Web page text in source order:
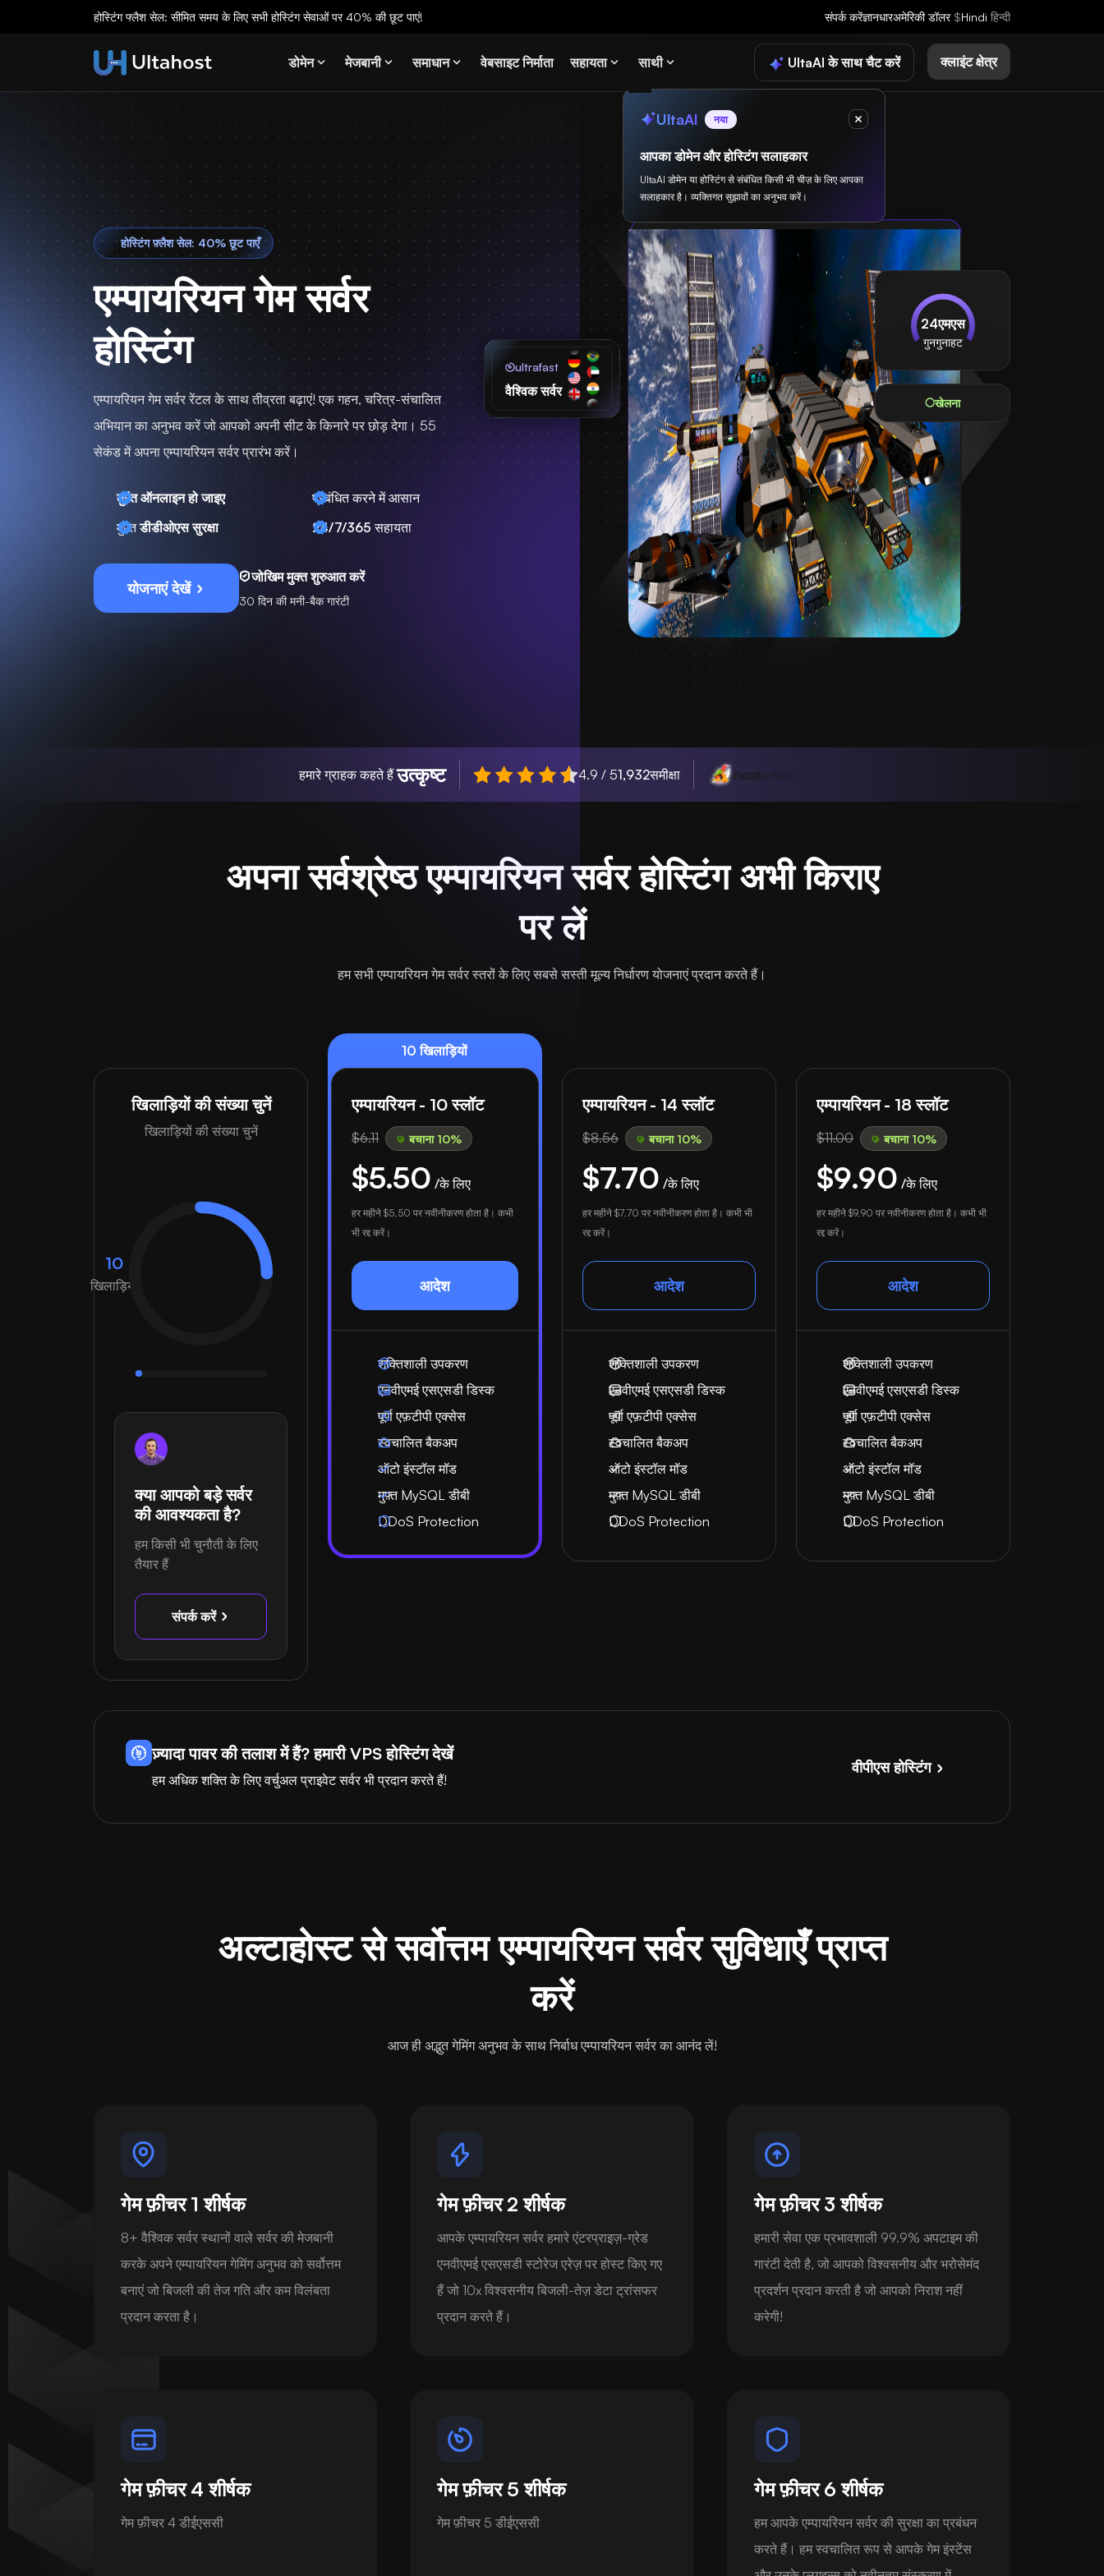
होस्टिंग फ्लैश सेल: सीमित समय के लिए सभी होस्टिंग सेवाओं पर 40% की छूट पाएं! संपर्क करेंज्ञानधारअमेरिकी डॉलर $Hindi हिन्दी
डोमेन मेजबानी समाधान वेबसाइट निर्माता सहायता साथी UltaAI के साथ चैट करें
UltaAI नया
आपका डोमेन और होस्टिंग सलाहकार
UltaAI डोमेन या होस्टिंग से संबंधित किसी भी चीज़ के लिए आपका
सलाहकार है। व्यक्तिगत सुझावों का अनुभव करें।
क्लाइंट क्षेत्र
होस्टिंग फ़्लैश सेल: 40% छूट पाएँ
एम्पायरियन गेम सर्वर
होस्टिंग
एम्पायरियन गेम सर्वर रेंटल के साथ तीव्रता बढ़ाएं! एक गहन, चरित्र-संचालित
अभियान का अनुभव करें जो आपको अपनी सीट के किनारे पर छोड़ देगा। 55
सेकंड में अपना एम्पायरियन सर्वर प्रारंभ करें।
तुरंत ऑनलाइन हो जाइए
प्रबंधित करने में आसान
मुफ़्तडीडीओएस सुरक्षा 24/7/365 सहायता
योजनाएं देखें
जोखिम मुक्त शुरुआत करें
30 दिन की मनी-बैक गारंटी
ultrafast
वैश्विक सर्वर
24एमएस
गुनगुनाहट
खेलना
हमारे ग्राहक कहते हैंउत्कृष्ट 4.9 / 51,932समीक्षा
अपना सर्वश्रेष्ठ एम्पायरियन सर्वर होस्टिंग अभी किराए
पर लें
हम सभी एम्पायरियन गेम सर्वर स्तरों के लिए सबसे सस्ती मूल्य निर्धारण योजनाएं प्रदान करते हैं।
खिलाड़ियों की संख्या चुनें
खिलाड़ियों की संख्या चुनें
10
खिलाड़ियों
क्या आपको बड़े सर्वर
की आवश्यकता है?
हम किसी भी चुनौती के लिए
तैयार हैं
संपर्क करें
10 खिलाड़ियों
एम्पायरियन - 10 स्लॉट
$6.11 बचाना 10%
$5.50 /के लिए
हर महीने $5.50 पर नवीनीकरण होता है। कभी
भी रद्द करें।
आदेश
शक्तिशाली उपकरण
एनवीएमई एसएसडी डिस्क
पूर्ण एफ़टीपी एक्सेस
स्वचालित बैकअप
ऑटो इंस्टॉल मॉड
मुफ़्त MySQL डीबी
DDoS Protection
एम्पायरियन - 14 स्लॉट
$8.56 बचाना 10%
$7.70 /के लिए
हर महीने $7.70 पर नवीनीकरण होता है। कभी भी
रद्द करें।
आदेश
शक्तिशाली उपकरण
एनवीएमई एसएसडी डिस्क
पूर्ण एफ़टीपी एक्सेस
स्वचालित बैकअप
ऑटो इंस्टॉल मॉड
मुफ़्त MySQL डीबी
DDoS Protection
एम्पायरियन - 18 स्लॉट
$11.00 बचाना 10%
$9.90 /के लिए
हर महीने $9.90 पर नवीनीकरण होता है। कभी भी
रद्द करें।
आदेश
शक्तिशाली उपकरण
एनवीएमई एसएसडी डिस्क
पूर्ण एफ़टीपी एक्सेस
स्वचालित बैकअप
ऑटो इंस्टॉल मॉड
मुफ़्त MySQL डीबी
DDoS Protection
ज़्यादा पावर की तलाश में हैं? हमारी VPS होस्टिंग देखें
हम अधिक शक्ति के लिए वर्चुअल प्राइवेट सर्वर भी प्रदान करते हैं!
वीपीएस होस्टिंग
अल्टाहोस्ट से सर्वोत्तम एम्पायरियन सर्वर सुविधाएँ प्राप्त
करें
आज ही अद्भुत गेमिंग अनुभव के साथ निर्बाध एम्पायरियन सर्वर का आनंद लें!
गेम फ़ीचर 1 शीर्षक
8+ वैश्विक सर्वर स्थानों वाले सर्वर की मेजबानी
करके अपने एम्पायरियन गेमिंग अनुभव को सर्वोत्तम
बनाएं जो बिजली की तेज गति और कम विलंबता
प्रदान करता है।
गेम फ़ीचर 2 शीर्षक
आपके एम्पायरियन सर्वर हमारे एंटरप्राइज़-ग्रेड
एनवीएमई एसएसडी स्टोरेज एरेज़ पर होस्ट किए गए
हैं जो 10x विश्वसनीय बिजली-तेज़ डेटा ट्रांसफर
प्रदान करते हैं।
गेम फ़ीचर 3 शीर्षक
हमारी सेवा एक प्रभावशाली 99.9% अपटाइम की
गारंटी देती है, जो आपको विश्वसनीय और भरोसेमंद
प्रदर्शन प्रदान करती है जो आपको निराश नहीं
करेगी!
गेम फ़ीचर 4 शीर्षक
गेम फ़ीचर 4 डीईएससी
गेम फ़ीचर 5 शीर्षक
गेम फ़ीचर 5 डीईएससी
गेम फ़ीचर 6 शीर्षक
हम आपके एम्पायरियन सर्वर की सुरक्षा का प्रबंधन
करते हैं। हम स्वचालित रूप से आपके गेम इंस्टेंस